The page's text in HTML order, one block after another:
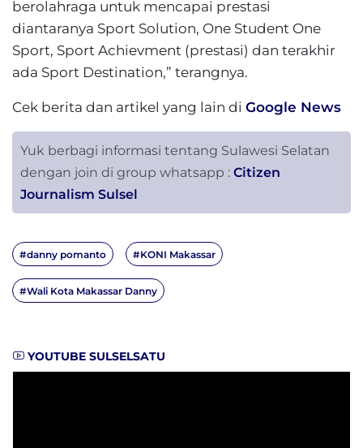
berolahraga untuk mencapai prestasi
diantaranya Sport Solution, One Student One
Sport, Sport Achievment (prestasi) dan terakhir
ada Sport Destination,” terangnya.
Cek berita dan artikel yang lain di Google News
Yuk berbagi informasi tentang Sulawesi Selatan
dengan join di group whatsapp : Citizen
Journalism Sulsel
#danny pomanto #KONI Makassar
#Wali Kota Makassar Danny
YOUTUBE SULSELSATU